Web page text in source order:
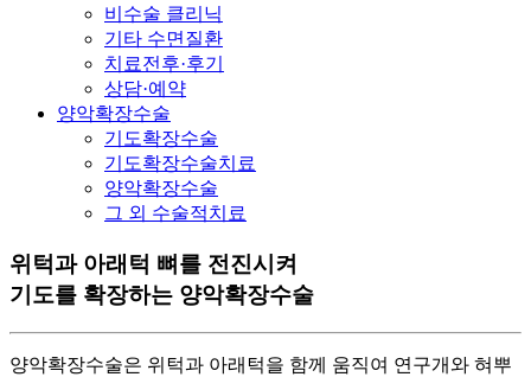
비수술 클리닉
기타 수면질환
치료전후·후기
상담·예약
양악확장수술
기도확장수술
기도확장수술치료
양악확장수술
그 외 수술적치료
위턱과 아래턱 뼈를 전진시켜
기도를 확장하는 양악확장수술
양악확장수술은 위턱과 아래턱을 함께 움직여 연구개와 혀뿌